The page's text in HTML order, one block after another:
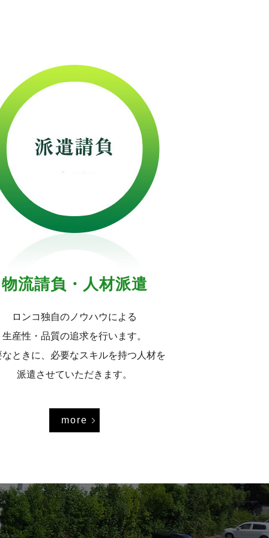
物流請負・人材派遣
ロンコ独自のノウハウによる
生産性・品質の追求を行います。
なときに、必要なスキルを持つ人材を
派遣させていただきます。
more